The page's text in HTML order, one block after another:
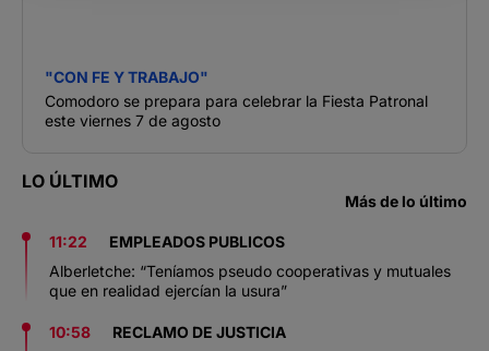
"CON FE Y TRABAJO"
Comodoro se prepara para celebrar la Fiesta Patronal
este viernes 7 de agosto
LO ÚLTIMO
Más de lo último
11:22
EMPLEADOS PUBLICOS
Alberletche: “Teníamos pseudo cooperativas y mutuales
que en realidad ejercían la usura”
10:58
RECLAMO DE JUSTICIA